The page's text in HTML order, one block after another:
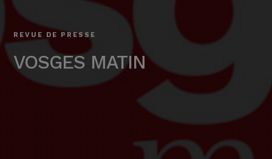
REVUE DE PRESSE
VOSGES MATIN